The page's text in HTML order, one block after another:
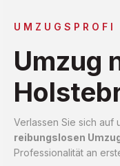
UMZUGSPROFI
Umzug
Verlassen Sie sich auf
reibungslosen
Professionalität an